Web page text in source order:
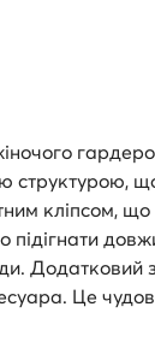
структурою,
кліпсом,
Це